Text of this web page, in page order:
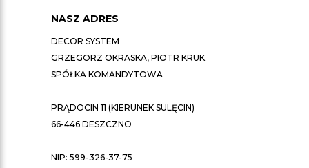
NASZ ADRES
DECOR SYSTEM
GRZEGORZ OKRASKA, PIOTR KRUK
SPÓŁKA KOMANDYTOWA
PRĄDOCIN 11 (KIERUNEK SULĘCIN)
66-446 DESZCZNO
NIP: 599-326-37-75